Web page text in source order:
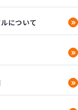
について